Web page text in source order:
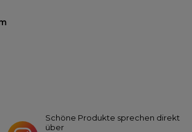
Schöne Produkte sprechen direkt
über